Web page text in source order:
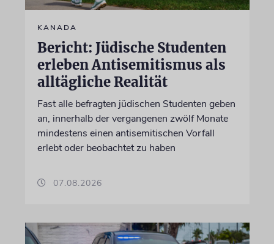
KANADA
Bericht: Jüdische Studenten
erleben Antisemitismus als
alltägliche Realität
Fast alle befragten jüdischen Studenten geben
an, innerhalb der vergangenen zwölf Monate
mindestens einen antisemitischen Vorfall
erlebt oder beobachtet zu haben
07.08.2026